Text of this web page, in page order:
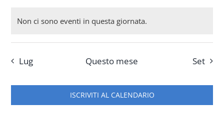
Non ci sono eventi in questa giornata.
Lug Questo mese Set
ISCRIVITI AL CALENDARIO